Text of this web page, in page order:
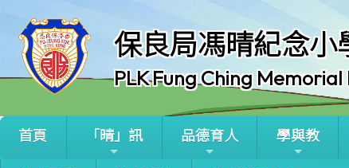
保良局馮晴紀念小
PLK Fung Ching
首頁 「晴」訊 品德育人 學與教